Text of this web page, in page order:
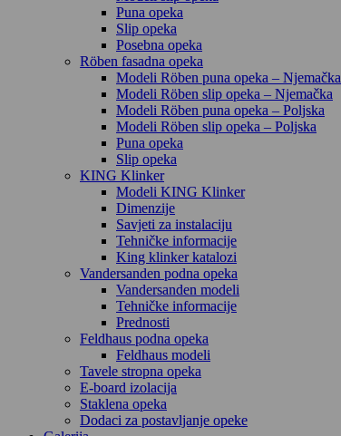
Puna opeka
Slip opeka
Posebna opeka
Röben fasadna opeka
Modeli Röben puna opeka – Njemačka
Modeli Röben slip opeka – Njemačka
Modeli Röben puna opeka – Poljska
Modeli Röben slip opeka – Poljska
Puna opeka
Slip opeka
KING Klinker
Modeli KING Klinker
Dimenzije
Savjeti za instalaciju
Tehničke informacije
King klinker katalozi
Vandersanden podna opeka
Vandersanden modeli
Tehničke informacije
Prednosti
Feldhaus podna opeka
Feldhaus modeli
Tavele stropna opeka
E-board izolacija
Staklena opeka
Dodaci za postavljanje opeke